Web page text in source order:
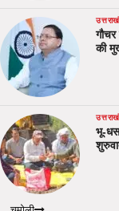
गौचर
की
भू-